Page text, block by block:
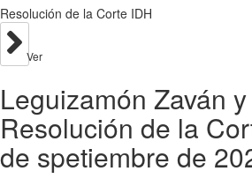
Resolución de la Corte IDH
Ver
Leguizamón Zaván
Resolución de la
de spetiembre de